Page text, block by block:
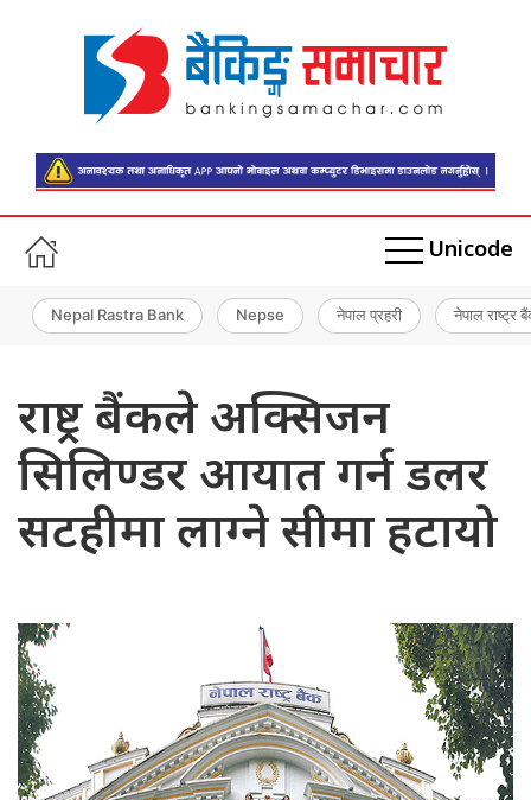
Unicode
Nepal Rastra Bank Nepse नेपाल प्रहरी नेपाल राष्ट्र
राष्ट्र बैंकले अक्सिजन
सिलिण्डर आयात गर्न डलर
सटहीमा लाग्ने सीमा हटायो